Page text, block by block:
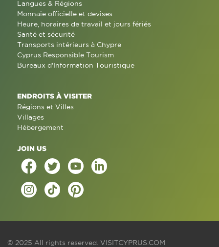
Langues & Régions
Monnaie officielle et devises
Heure, horaires de travail et jours fériés
Santé et sécurité
Transports intérieurs à Chypre
Cyprus Responsible Tourism
Bureaux d'Information Touristique
ENDROITS À VISITER
Régions et Villes
Villages
Hébergement
JOIN US
© 2025 All rights reserved. VISITCYPRUS.COM